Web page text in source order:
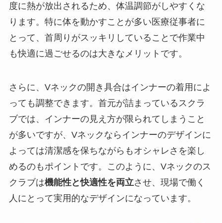
度に熱が放出されるため、体温調節がしやすくな
ります。特に体を動かすことが多い医療従事者に
とって、首周りがスッキリしていることで作業中
も快適に過ごせるのは大きなメリットです。
さらに、Vネックの開き具合はインナーの着用によ
っても調整できます。首元が詰まっているスクラ
ブでは、インナーの見え方が限られてしまうこと
が多いですが、Vネックならインナーのデザインに
よっては清潔感を保ちながらもオシャレさを楽し
めるのもポイントです。このように、Vネックのス
クラブは機能性と快適性を両立させ、現場で働く
人にとって実用的なデザインになっています。